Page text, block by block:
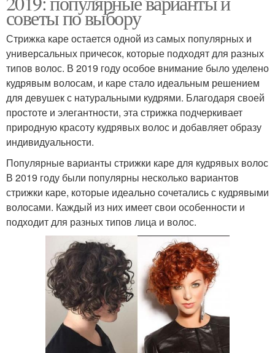
советы по выбору
Стрижка каре остается одной из самых популярных и
универсальных причесок, которые подходят для разных
типов волос. В 2019 году особое внимание было уделено
кудрявым волосам, и каре стало идеальным решением
для девушек с натуральными кудрями. Благодаря своей
простоте и элегантности, эта стрижка подчеркивает
природную красоту кудрявых волос и добавляет образу
индивидуальности.
Популярные варианты стрижки каре для кудрявых волос
В 2019 году были популярны несколько вариантов
стрижки каре, которые идеально сочетались с кудрявыми
волосами. Каждый из них имеет свои особенности и
подходит для разных типов лица и волос.